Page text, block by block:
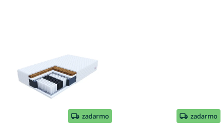
zadarmo
zadarmo